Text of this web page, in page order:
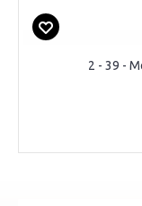
2 - 39 -